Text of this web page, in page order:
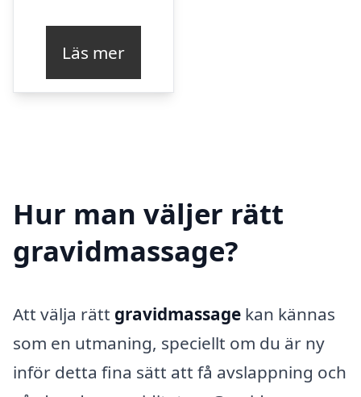
Läs mer
Hur man väljer rätt
gravidmassage?
Att välja rätt gravidmassage kan kännas
som en utmaning, speciellt om du är ny
inför detta fina sätt att få avslappning och